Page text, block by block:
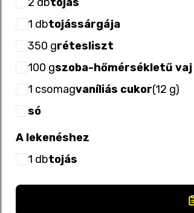
1 dbtojássárgája
350 grétesliszt
100 gszoba-hőmérsékletű vaj
1 csomagvaníliás cukor(12 g)
só
A lekenéshez
1 dbtojás